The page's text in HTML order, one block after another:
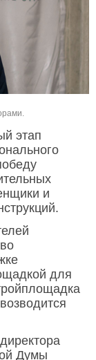
этап
и
для
Думы